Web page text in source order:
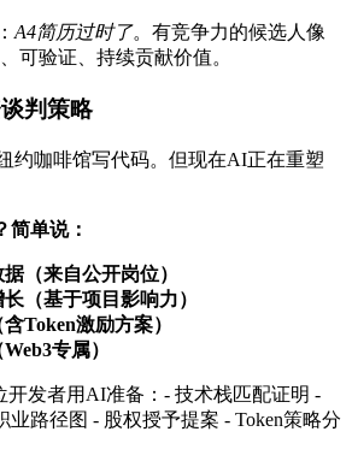
A4简历过时了。有竞争力的候选人像
验证、持续贡献价值。
判策略
约咖啡馆写代码。但现在AI正在重塑
简单说：
（来自公开岗位）
（基于项目影响力）
Token激励方案）
专属）
开发者用AI准备：- 技术栈匹配证明 -
业路径图 - 股权授予提案 - Token策略分